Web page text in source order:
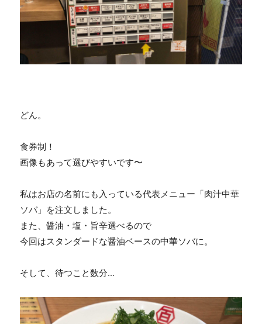
どん。
食券制！
画像もあって選びやすいです〜
私はお店の名前にも入っている代表メニュー「肉汁中華
ソバ」を注文しました。
また、醤油・塩・旨辛選べるので
今回はスタンダードな醤油ベースの中華ソバに。
そして、待つこと数分...